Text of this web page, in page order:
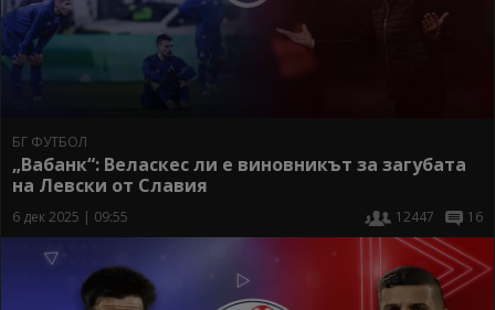
БГ ФУТБОЛ
„Вабанк“: Веласкес ли е виновникът за загубата
на Левски от Славия
6 дек 2025 | 09:55 12447 16